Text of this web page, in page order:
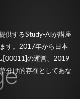
供するStudy-AIが講座
す。2017年から日本
[00011]の運営、2019
分け的存在としてあな